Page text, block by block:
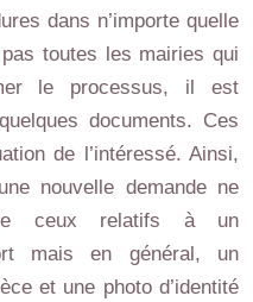
dans n’importe quelle
toutes les mairies qui
le processus, il est
documents. Ces
de l’intéressé. Ainsi,
nouvelle demande ne
ceux relatifs à un
mais en général, un
et une photo d’identité